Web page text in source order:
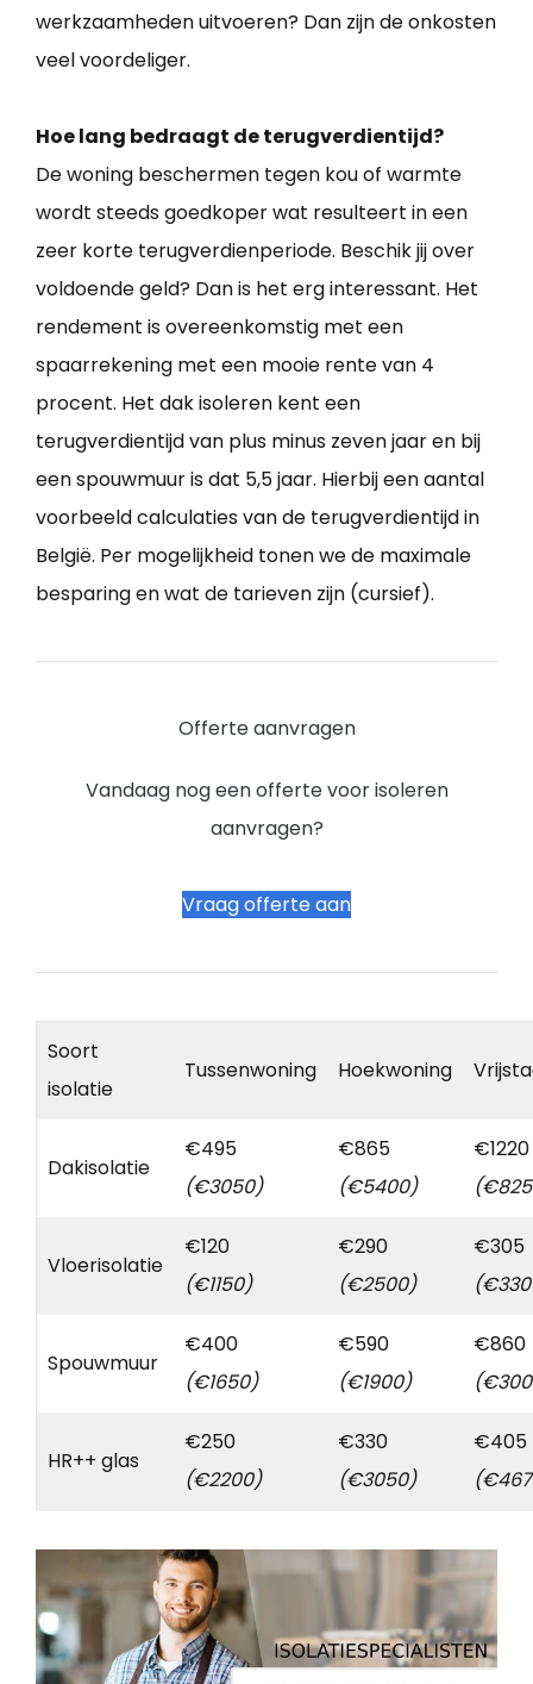
werkzaamheden uitvoeren? Dan zijn de onkosten
veel voordeliger.
Hoe lang bedraagt de terugverdientijd?
De woning beschermen tegen kou of warmte
wordt steeds goedkoper wat resulteert in een
zeer korte terugverdienperiode. Beschik jij over
voldoende geld? Dan is het erg interessant. Het
rendement is overeenkomstig met een
spaarrekening met een mooie rente van 4
procent. Het dak isoleren kent een
terugverdientijd van plus minus zeven jaar en bij
een spouwmuur is dat 5,5 jaar. Hierbij een aantal
voorbeeld calculaties van de terugverdientijd in
België. Per mogelijkheid tonen we de maximale
besparing en wat de tarieven zijn (cursief).
Offerte aanvragen
Vandaag nog een offerte voor isoleren
aanvragen?
Vraag offerte aan
Soort
isolatie
Tussenwoning Hoekwoning
Dakisolatie
€495
(€3050)
€865
(€5400)
€1220
Vloerisolatie
€120
(€1150)
€290
(€2500)
€305
Spouwmuur
€400
(€1650)
€590
(€1900)
€860
HR++ glas
€250
(€2200)
€330
(€3050)
€405